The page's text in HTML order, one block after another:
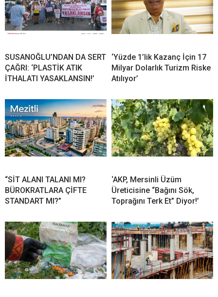
SUSANOĞLU’NDAN DA SERT
ÇAĞRI: ‘PLASTİK ATIK
İTHALATI YASAKLANSIN!’
‘Yüzde 1’lik Kazanç İçin 17
Milyar Dolarlık Turizm Riske
Atılıyor’
“SİT ALANI TALANI MI?
BÜROKRATLARA ÇİFTE
STANDART MI?”
‘AKP, Mersinli Üzüm
Üreticisine “Bağını Sök,
Toprağını Terk Et” Diyor!’